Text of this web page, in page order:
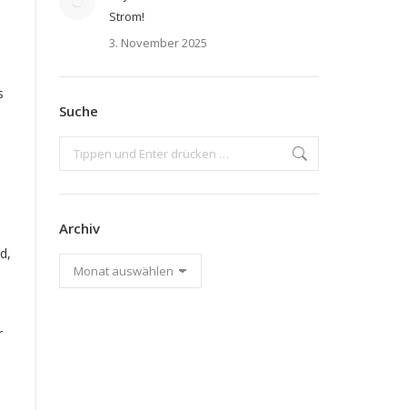
Strom!
3. November 2025
Suche
Search:
Archiv
Archiv